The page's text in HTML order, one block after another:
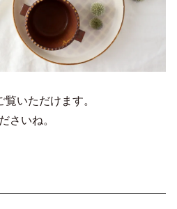
いただけます。
さいね。